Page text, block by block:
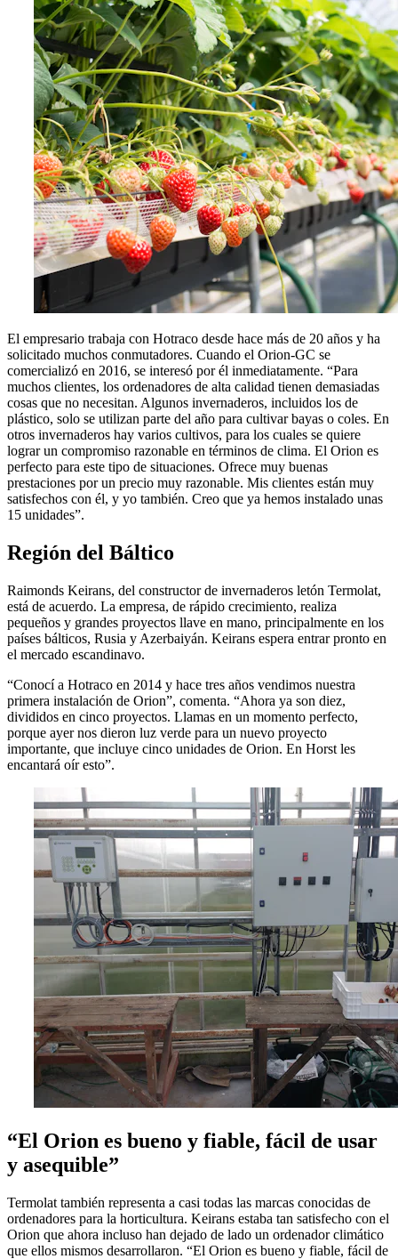
El empresario trabaja con Hotraco desde hace más de 20 años y ha
solicitado muchos conmutadores. Cuando el Orion-GC se
comercializó en 2016, se interesó por él inmediatamente. “Para
muchos clientes, los ordenadores de alta calidad tienen demasiadas
cosas que no necesitan. Algunos invernaderos, incluidos los de
plástico, solo se utilizan parte del año para cultivar bayas o coles. En
otros invernaderos hay varios cultivos, para los cuales se quiere
lograr un compromiso razonable en términos de clima. El Orion es
perfecto para este tipo de situaciones. Ofrece muy buenas
prestaciones por un precio muy razonable. Mis clientes están muy
satisfechos con él, y yo también. Creo que ya hemos instalado unas
15 unidades”.
Región del Báltico
Raimonds Keirans, del constructor de invernaderos letón Termolat,
está de acuerdo. La empresa, de rápido crecimiento, realiza
pequeños y grandes proyectos llave en mano, principalmente en los
países bálticos, Rusia y Azerbaiyán. Keirans espera entrar pronto en
el mercado escandinavo.
“Conocí a Hotraco en 2014 y hace tres años vendimos nuestra
primera instalación de Orion”, comenta. “Ahora ya son diez,
divididos en cinco proyectos. Llamas en un momento perfecto,
porque ayer nos dieron luz verde para un nuevo proyecto
importante, que incluye cinco unidades de Orion. En Horst les
encantará oír esto”.
“El Orion es bueno y fiable, fácil de usar
y asequible”
Termolat también representa a casi todas las marcas conocidas de
ordenadores para la horticultura. Keirans estaba tan satisfecho con el
Orion que ahora incluso han dejado de lado un ordenador climático
que ellos mismos desarrollaron. “El Orion es bueno y fiable, fácil de